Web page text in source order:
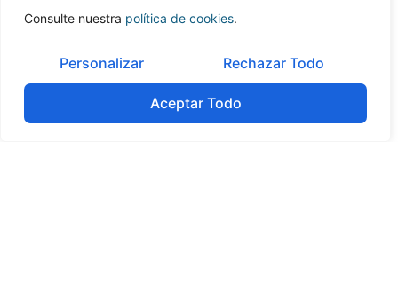
Consulte nuestra política de cookies.
Personalizar Rechazar Todo
Aceptar Todo
cero.
a
nuevos países
mediante adquisiciones.
Empresas en sectores en crecimiento que
fortalecer su posición.